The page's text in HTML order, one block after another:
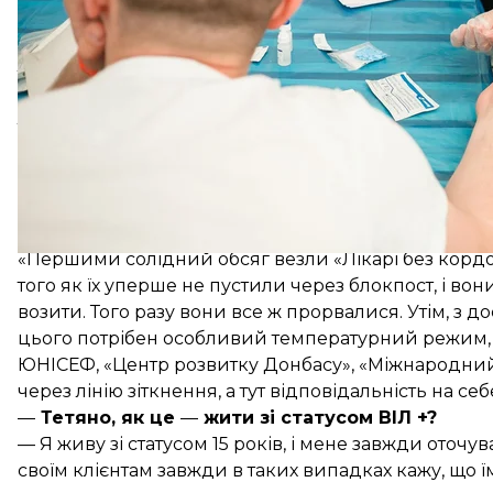
отримувати терапію — ось ми і поїхали, —
Слов'янськ, оскільки там тоді був запас на всі
людини — ми-то могли без проблем дістатися, а
допомагали робити перепустки для перетину лінії
лежачих хворих... І, на жаль, стало зрозуміло, що у
отримувати не зможуть — треба якось возити
«Анти-СНІД». І їх — медикаменти — тоді возили
пакетах, сумках, мішках. До тих пір, поки не
«Першими солідний обсяг везли «Лікарі без
того як їх уперше не пустили через блокпост, і
возити. Того разу вони все ж прорвалися. Утім, з
цього потрібен особливий температурний
ЮНІСЕФ, «Центр розвитку Донбасу»,
через лінію зіткнення, а тут відповідальність на
— Тетяно, як це — жити зі статусом ВІЛ +?
— Я живу зі статусом 15 років, і мене завжди
своїм клієнтам завжди в таких випадках кажу, що